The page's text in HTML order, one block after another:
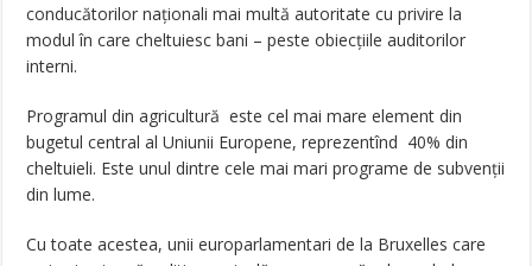
conducătorilor naționali mai multă autoritate cu privire la
modul în care cheltuiesc bani – peste obiecțiile auditorilor
interni.
Programul din agricultură este cel mai mare element din
bugetul central al Uniunii Europene, reprezentînd 40% din
cheltuieli. Este unul dintre cele mai mari programe de subvenții
din lume.
Cu toate acestea, unii europarlamentari de la Bruxelles care